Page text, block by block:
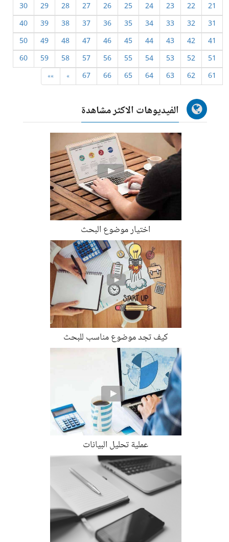
21
22
23
24
25
26
27
28
29
30
31
32
33
34
35
36
37
38
39
40
41
42
43
44
45
46
47
48
49
50
51
52
53
54
55
56
57
58
59
60
61
62
63
64
65
66
67
»
»»
الفيديوهات الاكثر مشاهدة
اختيار موضوع البحث
كيف تجد موضوع مناسب للبحث
عملية تحليل البيانات